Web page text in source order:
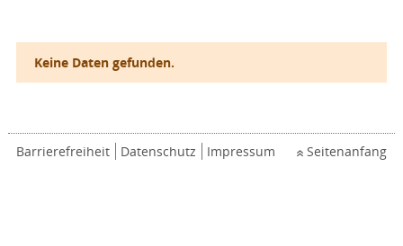
Keine Daten gefunden.
Barrierefreiheit Datenschutz Impressum Seitenanfang